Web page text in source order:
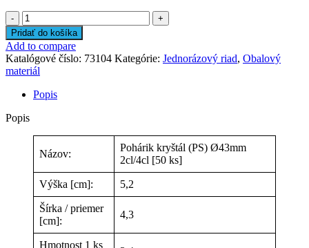
množstvo
Pohárik
kryštál
(PS)
Ø43mm
2cl/4cl
[50
ks]
Pridať do košíka
Add to compare
Katalógové číslo: 73104 Kategórie: Jednorázový riad, Obalový
materiál
Popis
Popis
Názov:
Pohárik kryštál (PS) Ø43mm
2cl/4cl [50 ks]
Výška [cm]: 5,2
Šírka / priemer
[cm]:
4,3
Hmotnost 1 ks